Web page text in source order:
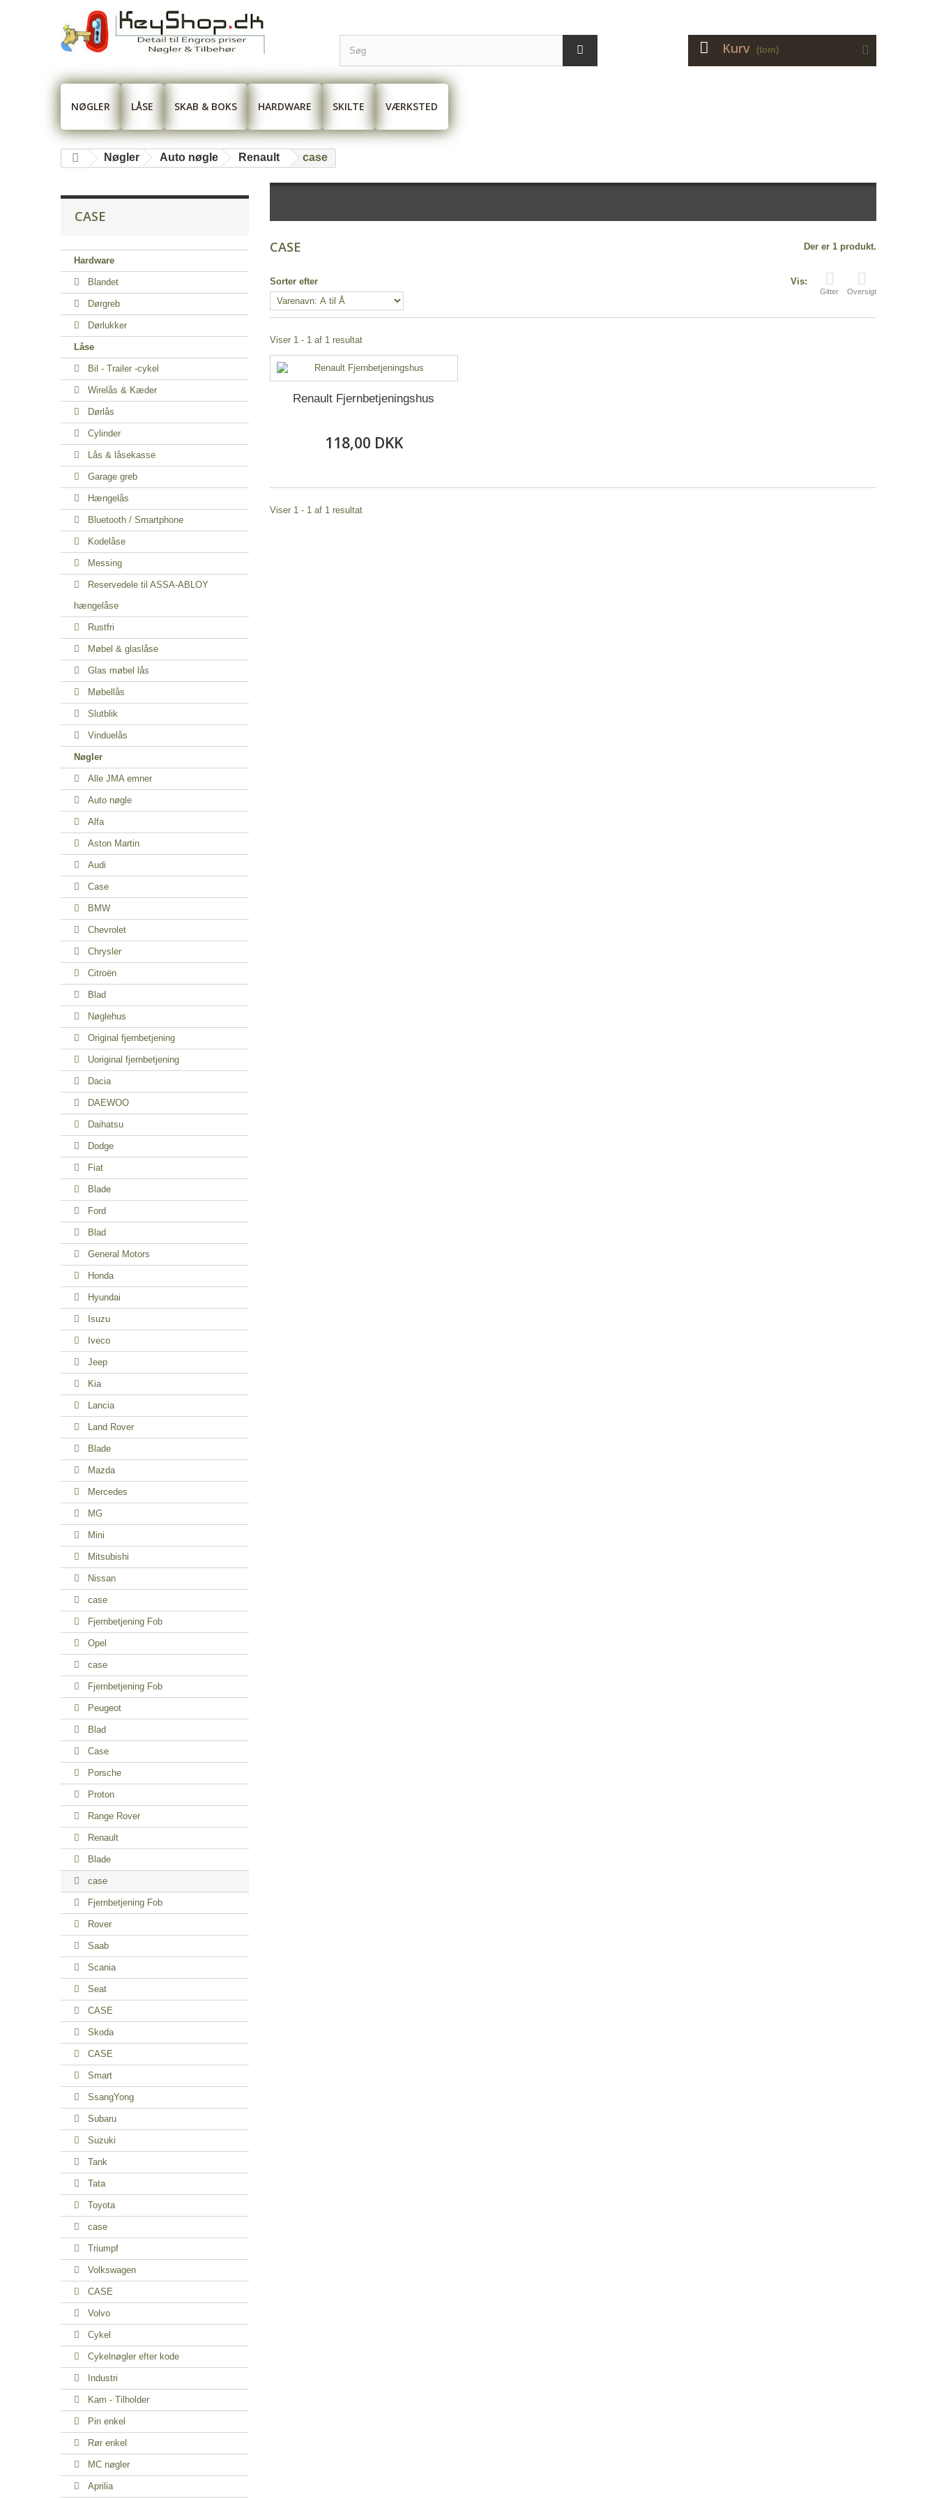
Kurv (tom)
NØGLER LÅSE SKAB & BOKS HARDWARE SKILTE VÆRKSTED
Nøgler Auto nøgle Renault case
CASE
Hardware
Blandet
Dørgreb
Dørlukker
Låse
Bil - Trailer -cykel
Wirelås & Kæder
Dørlås
Cylinder
Lås & låsekasse
Garage greb
Hængelås
Bluetooth / Smartphone
Kodelåse
Messing
Reservedele til ASSA-ABLOY
hængelåse
Rustfri
Møbel & glaslåse
Glas møbel lås
Møbellås
Slutblik
Vinduelås
Nøgler
Alle JMA emner
Auto nøgle
Alfa
Aston Martin
Audi
Case
BMW
Chevrolet
Chrysler
Citroën
Blad
Nøglehus
Original fjernbetjening
Uoriginal fjernbetjening
Dacia
DAEWOO
Daihatsu
Dodge
Fiat
Blade
Ford
Blad
General Motors
Honda
Hyundai
Isuzu
Iveco
Jeep
Kia
Lancia
Land Rover
Blade
Mazda
Mercedes
MG
Mini
Mitsubishi
Nissan
case
Fjernbetjening Fob
Opel
case
Fjernbetjening Fob
Peugeot
Blad
Case
Porsche
Proton
Range Rover
Renault
Blade
case
Fjernbetjening Fob
Rover
Saab
Scania
Seat
CASE
Skoda
CASE
Smart
SsangYong
Subaru
Suzuki
Tank
Tata
Toyota
case
Triumpf
Volkswagen
CASE
Volvo
Cykel
Cykelnøgler efter kode
Industri
Kam - Tilholder
Pin enkel
Rør enkel
MC nøgler
Aprilia
CASE Der er 1 produkt.
Vis:
Gitter Oversigt
Sorter efter
Viser 1 - 1 af 1 resultat
Renault Fjernbetjeningshus
118,00 DKK
Viser 1 - 1 af 1 resultat